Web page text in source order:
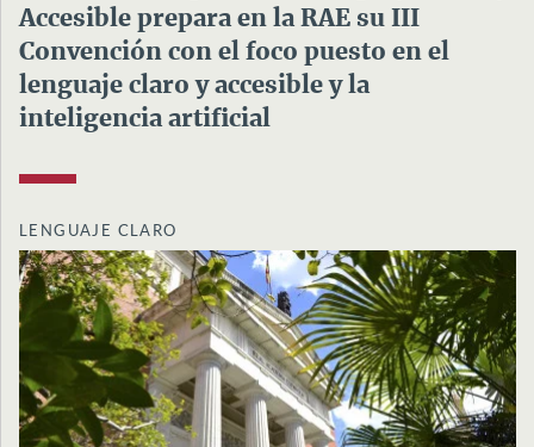
Accesible prepara en la RAE su III
Convención con el foco puesto en el
lenguaje claro y accesible y la
inteligencia artificial
LENGUAJE CLARO